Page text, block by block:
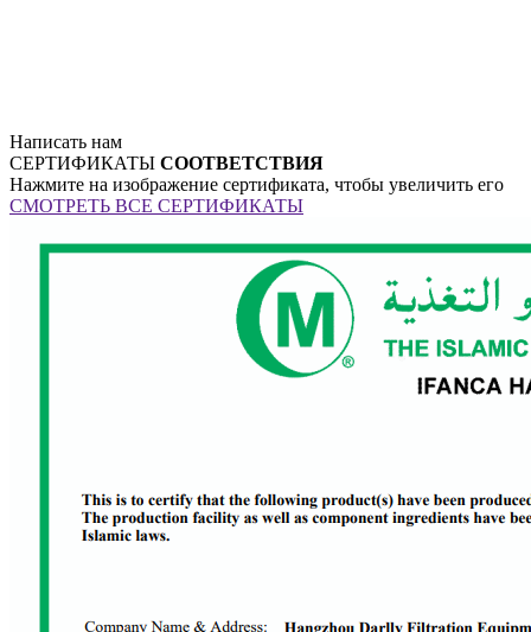
Написать нам
СЕРТИФИКАТЫ СООТВЕТСТВИЯ
Нажмите на изображение сертификата, чтобы увеличить его
СМОТРЕТЬ ВСЕ СЕРТИФИКАТЫ